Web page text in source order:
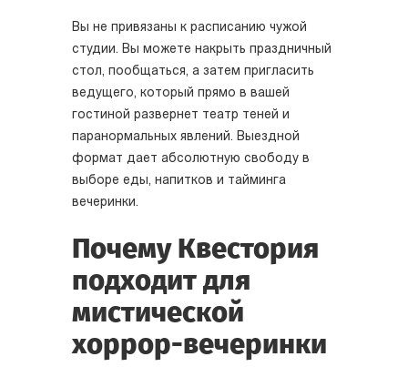
Вы не привязаны к расписанию чужой
студии. Вы можете накрыть праздничный
стол, пообщаться, а затем пригласить
ведущего, который прямо в вашей
гостиной развернет театр теней и
паранормальных явлений. Выездной
формат дает абсолютную свободу в
выборе еды, напитков и тайминга
вечеринки.
Почему Квестория
подходит для
мистической
хоррор-вечеринки